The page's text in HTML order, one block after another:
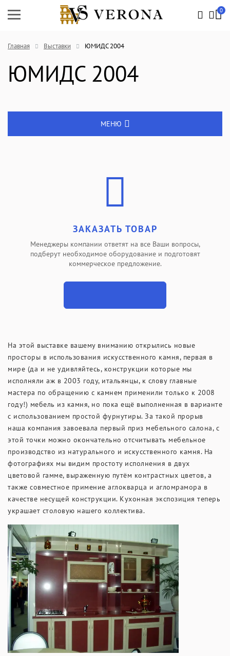
0
Главная Выставки ЮМИДС 2004
ЮМИДС 2004
МЕНЮ
ЗАКАЗАТЬ ТОВАР
Менеджеры компании ответят на все Ваши вопросы,
подберут необходимое оборудование и подготовят
коммерческое предложение.
На этой выставке вашему вниманию открылись новые
просторы в использования искусственного камня, первая в
мире (да и не удивляйтесь, конструкции которые мы
исполняли аж в 2003 году, итальянцы, к слову главные
мастера по обращению с камнем применили только к 2008
году!) мебель из камня, но пока ещё выполненная в варианте
с использованием простой фурнутиры. За такой прорыв
наша компания завоевала первый приз мебельного салона, с
этой точки можно окончательно отсчитывать мебельное
производство из натурального и искусственного камня. На
фотографиях мы видим простоту исполнения в двух
цветовой гамме, выраженную путём контрастных цветов, а
также совместное примение аглокварца и агломрамора в
качестве несущей конструкции. Кухонная экспозиция теперь
украшает столовую нашего коллектива.